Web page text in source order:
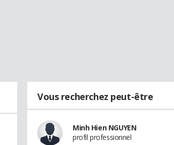
Vous recherchez peut-être
Minh Hien NGUYEN
profil professionnel